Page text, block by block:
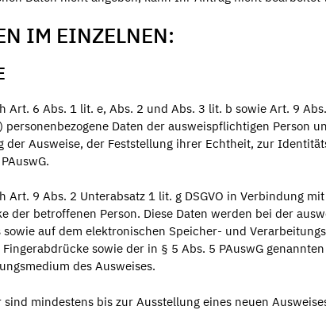
IM EINZELNEN:
6 Abs. 1 lit. e, Abs. 2 und Abs. 3 lit. b sowie Art. 9 Abs.
personenbezogene Daten der ausweispflichtigen Person
der Ausweise, der Feststellung ihrer Echtheit, zur
9 Abs. 2 Unterabsatz 1 lit. g DSGVO in Verbindung
der betroffenen Person. Diese Daten werden bei der
auf dem elektronischen Speicher- und
sowie der in § 5 Abs. 5 PAuswG
des Ausweises.
mindestens bis zur Ausstellung eines neuen